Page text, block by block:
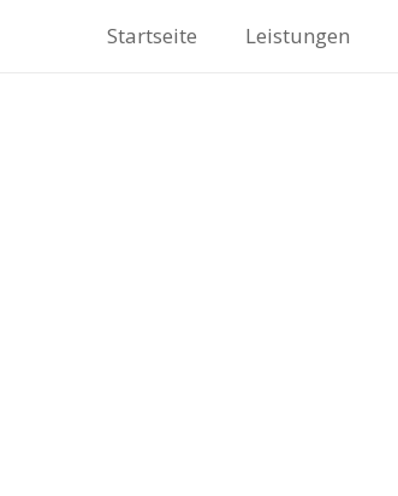
Startseite Leistungen